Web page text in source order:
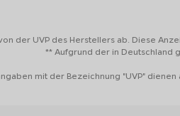
der UVP des Herstellers ab. Diese
** Aufgrund der in Deutschland
mit der Bezeichnung "UVP"